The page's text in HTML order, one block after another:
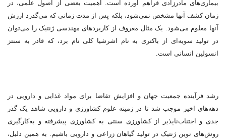
بیماری‌های مادرزادی فراهم آورده‌ است. اهمیت بعضی از اصول علمی، در
زمان کشف آنها مشخص نمی‌شود، بلکه پس از مدت زمانی که می‌گذرد ارزش
آنها معلوم می‌شود. یک مثال معروف از کاربردهای مهندسی ژنتیک را می‌توان
در تولید سویه‌ای از باکتری به نام اشرشیا کلی نام برد، که قادر به سنتز
انسولین انسانی است.
رشد فزآینده جمعیت جهان و افزایش تقاضا برای مواد غذایی و دارویی در
دهه‌های اخیر موجب شد تا در زمینه علوم کشاورزی و دارویی شاهد یک گذر
جدی و اجتناب‌ناپذیر از کشاورزی سنتی به کشاورزی پیشرفته و به‌کارگیری
روش‌های نوین ژنتیک در تولید گیاهان زراعی و دارویی باشیم. به همین دلیل،